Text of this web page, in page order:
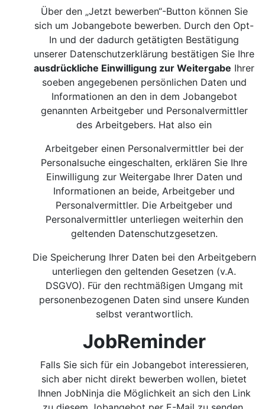
Über den „Jetzt bewerben“-Button können Sie
sich um Jobangebote bewerben. Durch den Opt-
In und der dadurch getätigten Bestätigung
unserer Datenschutzerklärung bestätigen Sie Ihre
ausdrückliche Einwilligung zur Weitergabe Ihrer
soeben angegebenen persönlichen Daten und
Informationen an den in dem Jobangebot
genannten Arbeitgeber und Personalvermittler
des Arbeitgebers. Hat also ein
Arbeitgeber einen Personalvermittler bei der
Personalsuche eingeschalten, erklären Sie Ihre
Einwilligung zur Weitergabe Ihrer Daten und
Informationen an beide, Arbeitgeber und
Personalvermittler. Die Arbeitgeber und
Personalvermittler unterliegen weiterhin den
geltenden Datenschutzgesetzen.
Die Speicherung Ihrer Daten bei den Arbeitgebern
unterliegen den geltenden Gesetzen (v.A.
DSGVO). Für den rechtmäßigen Umgang mit
personenbezogenen Daten sind unsere Kunden
selbst verantwortlich.
JobReminder
Falls Sie sich für ein Jobangebot interessieren,
sich aber nicht direkt bewerben wollen, bietet
Ihnen JobNinja die Möglichkeit an sich den Link